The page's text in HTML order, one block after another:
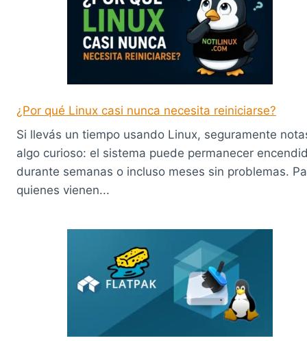
¿Por qué Linux casi nunca necesita reiniciarse?
Si llevás un tiempo usando Linux, seguramente
algo curioso: el sistema puede permanecer
durante semanas o incluso meses sin problemas.
quienes vienen...